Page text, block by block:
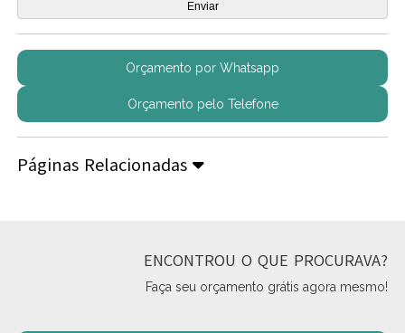
Orçamento por Whatsapp
Orçamento pelo Telefone
Páginas Relacionadas
ENCONTROU O QUE PROCURAVA?
Faça seu orçamento grátis agora mesmo!